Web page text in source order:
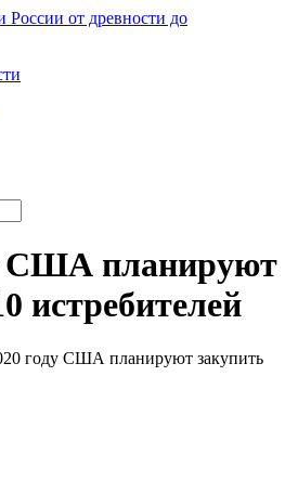
России от древности до
США планируют
истребителей
году США планируют закупить